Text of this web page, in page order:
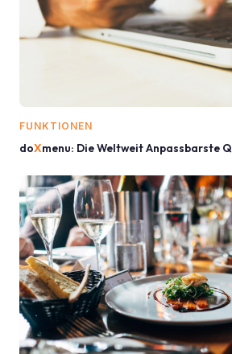
FUNKTIONEN
doXmenu: Die Weltweit Anpassbarste